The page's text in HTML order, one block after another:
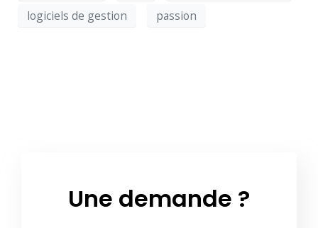
logiciels de gestion
passion
Une demande ?